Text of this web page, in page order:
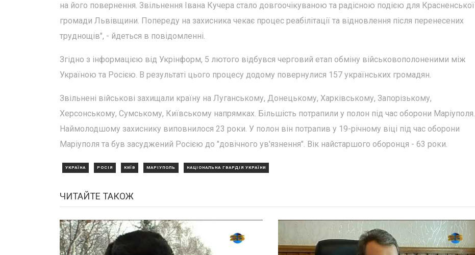
на його повернення. Звільнення Івана Кучера стало довгоочікуваною та радісною подією для Красненської
громади Львівщини. Попереду на захисника чекає процес реабілітації та відновлення після перенесених
труднощів", - йдеться в повідомленні.
Згідно з інформацією від Укрінформ, 5 лютого відбувся черговий етап обміну військовополоненими між
Україною та Росією. В результаті цього процесу додому повернулися 157 українських громадян.
Звільнені військові захищали країну на Луганському, Донецькому, Харківському, Запорізькому,
Херсонському, Сумському, Київському напрямках. Більшість потрапили у полон під час оборони Маріуполя.
Наймолодшому захиснику виповнилося 23 роки. У полон він потрапив у 19-річному віці під час оборони
Маріуполя та був засуджений Росією до "довічного ув'язнення". Вік найстаршого оборонця - 63 роки.
УКРАЇНА РОСІЯ КИЇВ МАРІУПОЛЬ НАЦІОНАЛЬНА ГВАРДІЯ УКРАЇНИ
ЧИТАЙТЕ ТАКОЖ